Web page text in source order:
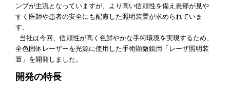
ンプが主流となっていますが、より高い信頼性を備え患部が見や
すく医師や患者の安全にも配慮した照明装置が求められていま
す。
当社は今回、信頼性が高く色鮮やかな手術環境を実現するため、
全色固体レーザーを光源に使用した手術顕微鏡用「レーザ照明装
置」を開発しました。
開発の特長